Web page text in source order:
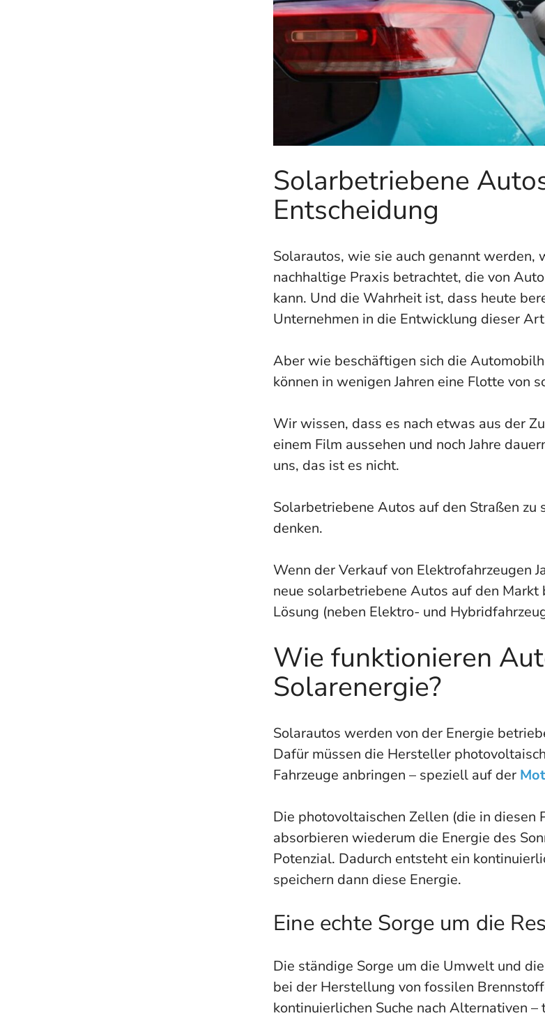
Solarbetriebene
Entscheidung
Solarautos, wie sie auch genannt
nachhaltige Praxis betrachtet, die von
kann. Und die Wahrheit ist, dass heute
Unternehmen in die Entwicklung dieser
Aber wie beschäftigen sich die
können in wenigen Jahren eine Flotte von
Wir wissen, dass es nach etwas aus der
einem Film aussehen und noch Jahre
uns, das ist es nicht.
Solarbetriebene Autos auf den Straßen zu
denken.
Wenn der Verkauf von Elektrofahrzeugen
neue solarbetriebene Autos auf den
Lösung (neben Elektro- und
Wie funktionieren
Solarenergie?
Solarautos werden von der Energie
Dafür müssen die Hersteller
Fahrzeuge anbringen – speziell auf der
Die photovoltaischen Zellen (die in diesen
absorbieren wiederum die Energie des
Potenzial. Dadurch entsteht ein
speichern dann diese Energie.
Eine echte Sorge um die
Die ständige Sorge um die Umwelt und
bei der Herstellung von fossilen
kontinuierlichen Suche nach Alternativen –